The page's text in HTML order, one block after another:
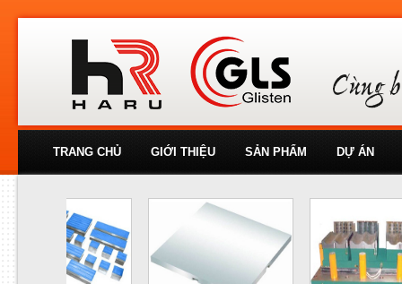
TRANG CHỦ GIỚI THIỆU SẢN PHẨM DỰ ÁN